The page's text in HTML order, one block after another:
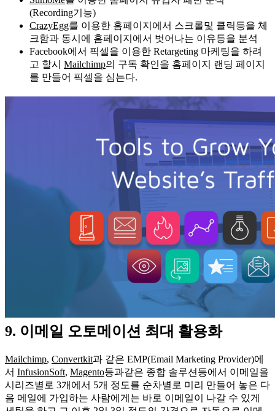
(Recording기능)
CrazyEgg를 이용한 홈페이지에서 스크롤및 클릭등을 체
크함과 동시에 홈페이지에서 벗어나는 이유등을 분석
Facebook에서 픽셀을 이용한 Retargeting 마케팅을 하려
고 할시 Mailchimp의 구독 확인을 홈페이지 랜딩 페이지
를 만들어 픽셀을 심는다.
9. 이메일 오토메이션 최대 활용화
Mailchimp, Convertkit과 같은 EMP(Email Marketing Provider)에
서 InfusionSoft, Magento등과같은 종합 솔루션등에서 이메일을
시리즈별로 3개에서 5개 정도를 순차별로 미리 만들어 놓은 다
음 메일에 가입하는 사람에게는 바로 이메일이 나갈 수 있게